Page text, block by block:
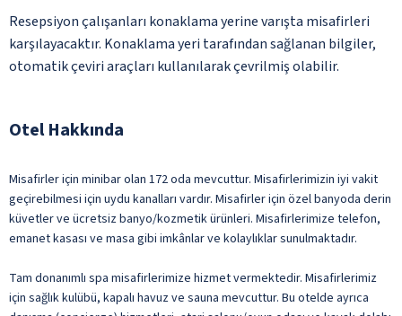
Resepsiyon çalışanları konaklama yerine varışta misafirleri
karşılayacaktır. Konaklama yeri tarafından sağlanan bilgiler,
otomatik çeviri araçları kullanılarak çevrilmiş olabilir.
Otel Hakkında
Misafirler için minibar olan 172 oda mevcuttur. Misafirlerimizin iyi vakit
geçirebilmesi için uydu kanalları vardır. Misafirler için özel banyoda derin
küvetler ve ücretsiz banyo/kozmetik ürünleri. Misafirlerimize telefon,
emanet kasası ve masa gibi imkânlar ve kolaylıklar sunulmaktadır.
Tam donanımlı spa misafirlerimize hizmet vermektedir. Misafirlerimiz
için sağlık kulübü, kapalı havuz ve sauna mevcuttur. Bu otelde ayrıca